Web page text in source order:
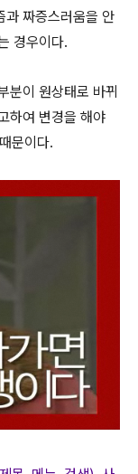
과 짜증스러움을 안
경우이다.
분이 원상태로 바뀌
하여 변경을 해야
문이다.